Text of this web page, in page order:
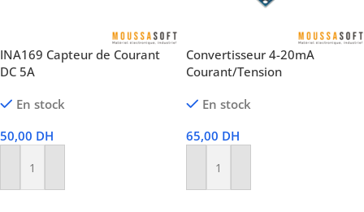
INA169 Capteur de Courant
DC 5A
En stock
50,00 DH
Ajouter Au Panier
Convertisseur 4-20mA
Courant/Tension
En stock
65,00 DH
Ajouter Au Panier